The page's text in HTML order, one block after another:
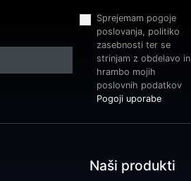
Sprejemam pogoje
poslovanja, politiko
zasebnosti ter se
strinjam z obdelavo in
hrambo mojih
poslovnih podatkov
Pogoji uporabe
Naši produkti